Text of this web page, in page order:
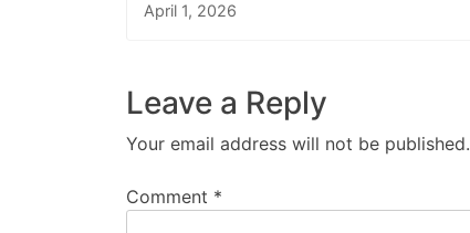
April 1, 2026
Leave a Reply
Your email address will not be published.
Comment *